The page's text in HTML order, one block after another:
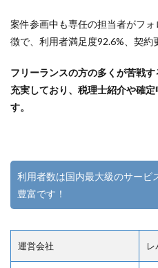
案件参画中も専任の担当者がフ
徴で、利用者満足度92.6%、契約
フリーランスの方の多くが苦戦
充実しており、税理士紹介や確
す。
利用者数は国内最大級のサービ
豊富です！
運営会社